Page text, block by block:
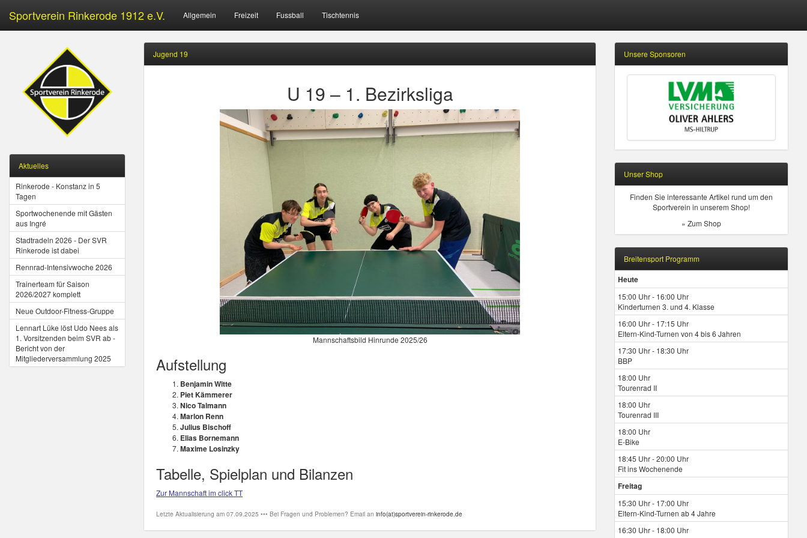
Sportverein Rinkerode 1912 e.V. Allgemein Freizeit Fussball Tischtennis
Aktuelles
Rinkerode - Konstanz in 5
Tagen
Sportwochenende mit Gästen
aus Ingré
Stadtradeln 2026 - Der SVR
Rinkerode ist dabei
Rennrad-Intensivwoche 2026
Trainerteam für Saison
2026/2027 komplett
Neue Outdoor-Fitness-Gruppe
Lennart Lüke löst Udo Nees als
1. Vorsitzenden beim SVR ab -
Bericht von der
Mitgliederversammlung 2025
Jugend 19
U 19 – 1. Bezirksliga
Mannschaftsbild Hinrunde 2025/26
Aufstellung
Benjamin Witte
Piet Kämmerer
Nico Talmann
Marlon Renn
Julius Bischoff
Elias Bornemann
Maxime Losinzky
Tabelle, Spielplan und Bilanzen
Zur Mannschaft im click TT
Letzte Aktualisierung am 07.09.2025 ••• Bei Fragen und Problemen? Email an info(at)sportverein-rinkerode.de
Unsere Sponsoren
Unser Shop
Finden Sie interessante Artikel rund um den
Sportverein in unserem Shop!
» Zum Shop
Breitensport Programm
Heute
15:00 Uhr - 16:00 Uhr
Kinderturnen 3. und 4. Klasse
16:00 Uhr - 17:15 Uhr
Eltern-Kind-Turnen von 4 bis 6 Jahren
17:30 Uhr - 18:30 Uhr
BBP
18:00 Uhr
Tourenrad II
18:00 Uhr
Tourenrad III
18:00 Uhr
E-Bike
18:45 Uhr - 20:00 Uhr
Fit ins Wochenende
Freitag
15:30 Uhr - 17:00 Uhr
Eltern-Kind-Turnen ab 4 Jahre
16:30 Uhr - 18:00 Uhr